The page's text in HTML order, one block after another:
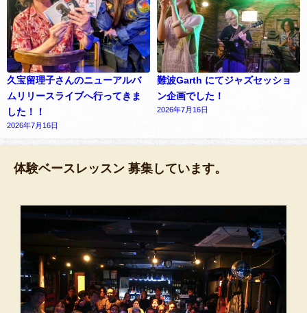
久宝留理子さんのニューアルバ
ムリリースライブへ行ってきま
した！！
2026年7月16日
難波Garth にてジャズセッショ
ン企画でした！
2026年7月16日
体験ベースレッスン 募集しています。